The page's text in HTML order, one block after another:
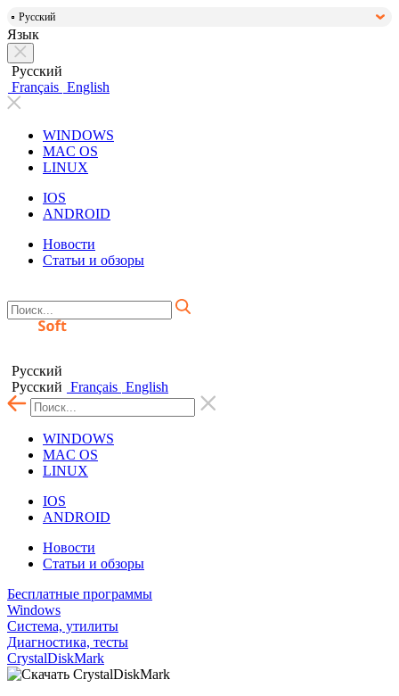
Русский
Язык
Русский
Français English
WINDOWS
MAC OS
LINUX
IOS
ANDROID
Новости
Статьи и обзоры
Русский
Русский Français English
WINDOWS
MAC OS
LINUX
IOS
ANDROID
Новости
Статьи и обзоры
Бесплатные программы
Windows
Система, утилиты
Диагностика, тесты
CrystalDiskMark